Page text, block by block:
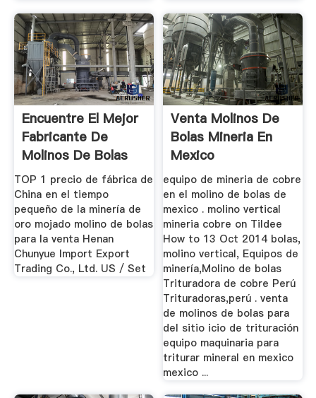
Encuentre El Mejor
Fabricante De
Molinos De Bolas
Usados Y ...
TOP 1 precio de fábrica de
China en el tiempo
pequeño de la minería de
oro mojado molino de bolas
para la venta Henan
Chunyue Import Export
Trading Co., Ltd. US / Set
Venta Molinos De
Bolas Mineria En
Mexico
equipo de mineria de cobre
en el molino de bolas de
mexico . molino vertical
mineria cobre on Tildee
How to 13 Oct 2014 bolas,
molino vertical, Equipos de
minería,Molino de bolas
Trituradora de cobre Perú
Trituradoras,perú . venta
de molinos de bolas para
del sitio icio de trituración
equipo maquinaria para
triturar mineral en mexico
mexico ...